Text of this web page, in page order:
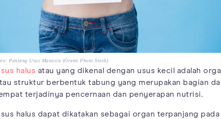
Panjang Usus Manusia (Orami Photo Stock)
halus atau yang dikenal dengan usus kecil adalah
struktur berbentuk tabung yang merupakan bagian
terjadinya pencernaan dan penyerapan nutrisi.
halus dapat dikatakan sebagai organ terpanjang pada